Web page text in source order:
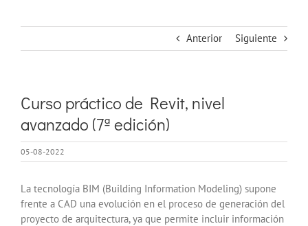
Anterior Siguiente
Curso práctico de Revit, nivel
avanzado (7ª edición)
05-08-2022
La tecnología BIM (Building Information Modeling) supone
frente a CAD una evolución en el proceso de generación del
proyecto de arquitectura, ya que permite incluir información